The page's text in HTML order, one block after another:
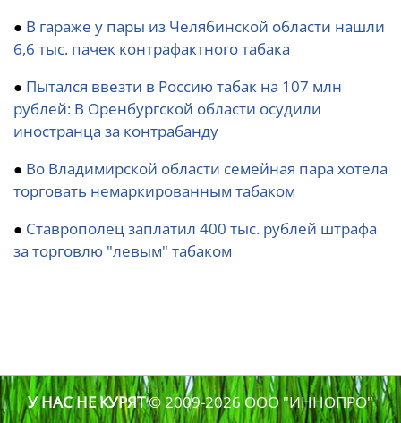
● В гараже у пары из Челябинской области нашли
6,6 тыс. пачек контрафактного табака
● Пытался ввезти в Россию табак на 107 млн
рублей: В Оренбургской области осудили
иностранца за контрабанду
● Во Владимирской области семейная пара хотела
торговать немаркированным табаком
● Ставрополец заплатил 400 тыс. рублей штрафа
за торговлю "левым" табаком
У НАС НЕ КУРЯТ© 2009-2026ООО "ИННОПРО"